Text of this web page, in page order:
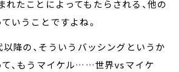
れたことによってもたらされる、他の
いうことですよね。
以降の、そういうバッシングというか
て、もうマイケル……世界vsマイケ